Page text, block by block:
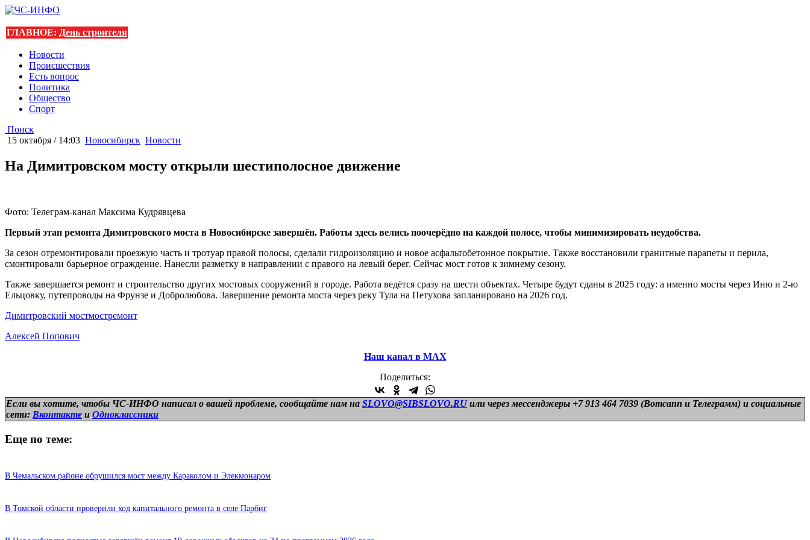
ГЛАВНОЕ: День строителя
Новости
Происшествия
Есть вопрос
Политика
Общество
Спорт
Поиск
15 октября / 14:03 Новосибирск Новости
На Димитровском мосту открыли шестиполосное движение
Фото: Телеграм-канал Максима Кудрявцева
Первый этап ремонта Димитровского моста в Новосибирске завершён. Работы здесь велись поочерёдно на каждой полосе, чтобы минимизировать неудобства.
За сезон отремонтировали проезжую часть и тротуар правой полосы, сделали гидроизоляцию и новое асфальтобетонное покрытие. Также восстановили гранитные парапеты и перила,
смонтировали барьерное ограждение. Нанесли разметку в направлении с правого на левый берег. Сейчас мост готов к зимнему сезону.
Также завершается ремонт и строительство других мостовых сооружений в городе. Работа ведётся сразу на шести объектах. Четыре будут сданы в 2025 году: а именно мосты через Иню и 2-ю
Ельцовку, путепроводы на Фрунзе и Добролюбова. Завершение ремонта моста через реку Тула на Петухова запланировано на 2026 год.
Димитровский мостмостремонт
Алексей Попович
Наш канал в МАХ
Поделиться:
Если вы хотите, чтобы ЧС-ИНФО написал о вашей проблеме, сообщайте нам на SLOVO@SIBSLOVO.RU или через мессенджеры +7 913 464 7039 (Вотсапп и Телеграмм) и социальные
сети: Вконтакте и Одноклассники
Еще по теме:
В Чемальском районе обрушился мост между Караколом и Элекмонаром
В Томской области проверили ход капитального ремонта в селе Парбиг